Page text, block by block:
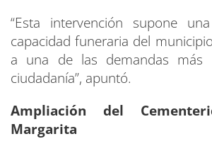
“Esta intervención supone
capacidad funeraria del
a una de las demandas más
ciudadanía”, apuntó.
Ampliación del
Margarita